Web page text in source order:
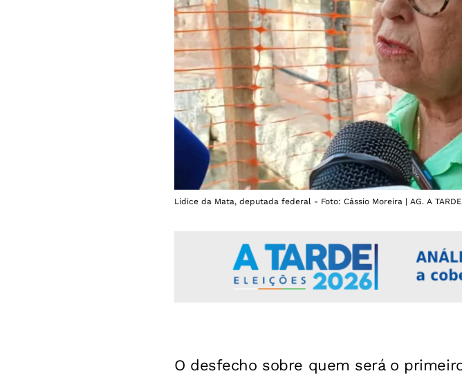
Lídice da Mata, deputada federal - Foto: Cássio Moreira | AG. A TARDE
O desfecho sobre quem será o